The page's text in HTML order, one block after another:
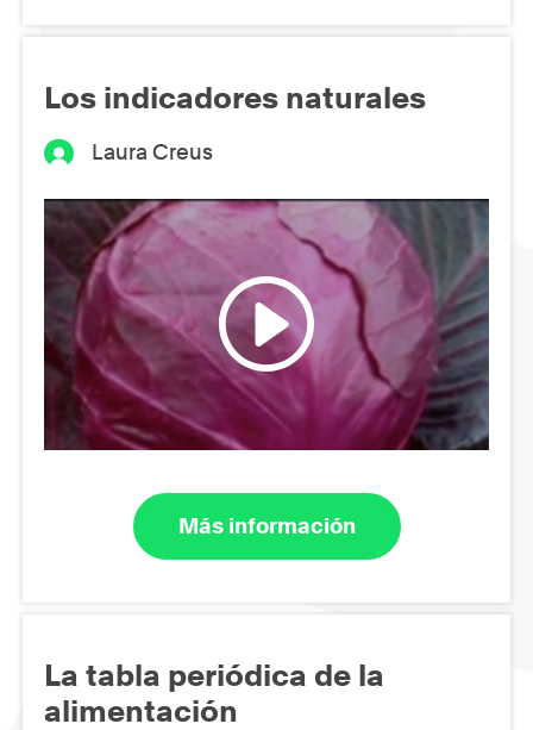
Los indicadores naturales
Laura Creus
Más información
La tabla periódica de la
alimentación